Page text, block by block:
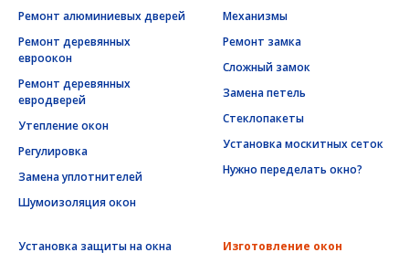
Ремонт алюминиевых дверей
Ремонт деревянных
евроокон
Ремонт деревянных
евродверей
Утепление окон
Регулировка
Замена уплотнителей
Шумоизоляция окон
Механизмы
Ремонт замка
Сложный замок
Замена петель
Стеклопакеты
Установка москитных сеток
Нужно переделать окно?
Установка защиты на окна
Изготовление окон